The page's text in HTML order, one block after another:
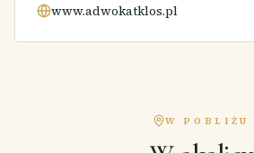
www.adwokatklos.pl
W POBLIŻU